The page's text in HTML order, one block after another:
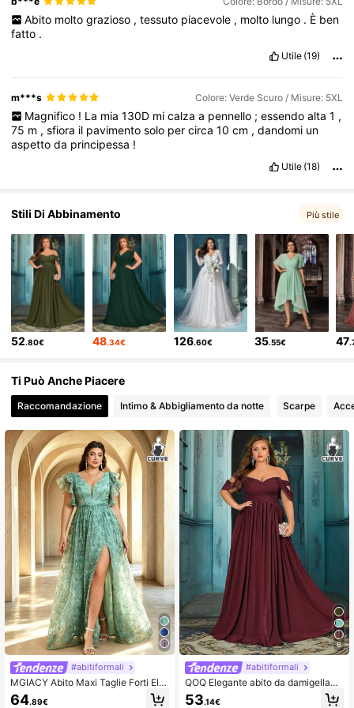
98K Follower
Abito molto grazioso , tessuto piacevole , molto lungo . È ben
fatto .
Utile (19)
m***s Colore: Verde Scuro / Misure: 5XL
Magnifico ! La mia 130D mi calza a pennello ; essendo alta 1 ,
75 m ,sfiora il pavimentosolo percirca10cm ,dandomi un
aspettoda principessa !
Utile (18)
Stili Di Abbinamento Più stile
52.80€ 48.34€ 126.60€ 35.55€ 47
Ti Può Anche Piacere
Raccomandazione Intimo & Abbigliamento da notte Scarpe
#abitiformali
MGIACY Abito Maxi Taglie Forti Ele
gante Verde Limone con Pizzo Flor
eale, Maniche a Volant e Spacco Al
64.89€
6
#abitiformali
QOQ Elegante abito da damigella
d'onore e ospite di matrimonio in chi
ffon per donna taglie forti, abito da
53.14€